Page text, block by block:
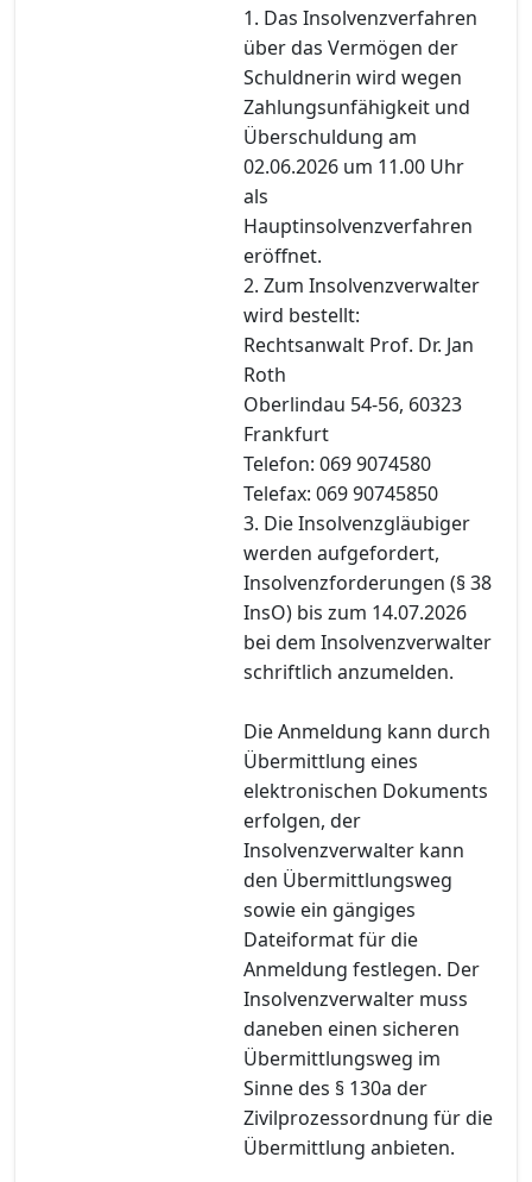
1. Das Insolvenzverfahren
über das Vermögen der
Schuldnerin wird wegen
Zahlungsunfähigkeit und
Überschuldung am
02.06.2026 um 11.00 Uhr
als
Hauptinsolvenzverfahren
eröffnet.
2. Zum Insolvenzverwalter
wird bestellt:
Rechtsanwalt Prof. Dr. Jan
Roth
Oberlindau 54-56, 60323
Frankfurt
Telefon: 069 9074580
Telefax: 069 90745850
3. Die Insolvenzgläubiger
werden aufgefordert,
Insolvenzforderungen (§ 38
InsO) bis zum 14.07.2026
bei dem Insolvenzverwalter
schriftlich anzumelden.
Die Anmeldung kann durch
Übermittlung eines
elektronischen Dokuments
erfolgen, der
Insolvenzverwalter kann
den Übermittlungsweg
sowie ein gängiges
Dateiformat für die
Anmeldung festlegen. Der
Insolvenzverwalter muss
daneben einen sicheren
Übermittlungsweg im
Sinne des § 130a der
Zivilprozessordnung für die
Übermittlung anbieten.